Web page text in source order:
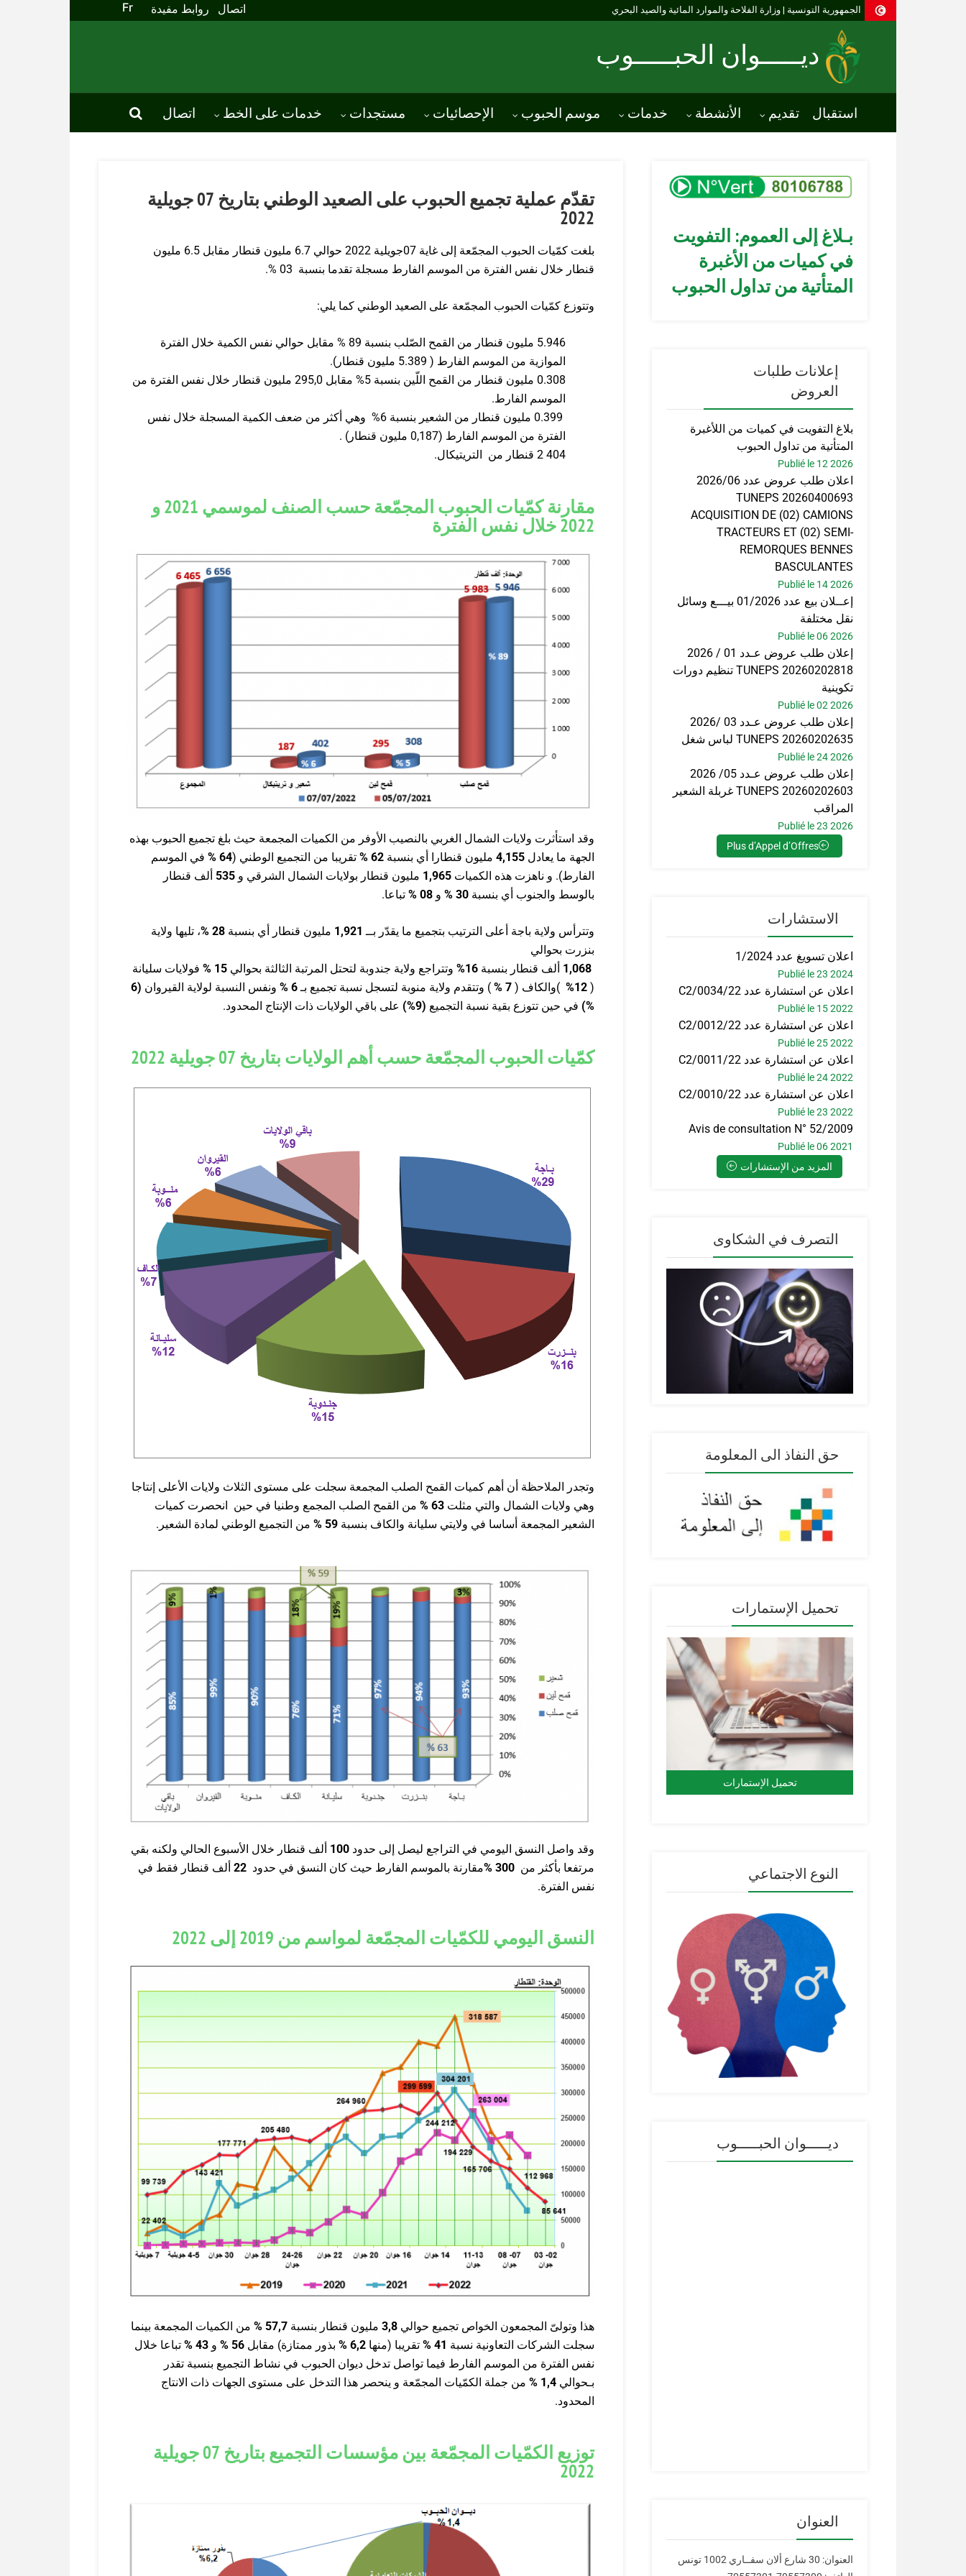
الجمهورية التونسية | وزارة الفلاحة والموارد المائية والصيد البحري روابط مفيدة اتصال Fr
ديـــــوان الحبـــــوب
استقبال تقديم الأنشطة خدمات موسم الحبوب الإحصائيات مستجدات خدمات على الخط اتصال
تقدّم عملية تجميع الحبوب على الصعيد الوطني بتاريخ 07 جويلية
2022
بلغت كمّيات الحبوب المجمّعة إلى غاية 07جويلية 2022 حوالي 6.7 مليون قنطار مقابل 6.5 مليون
قنطار خلال نفس الفترة من الموسم الفارط مسجلة تقدما بنسبة 03 %.
وتتوزع كمّيات الحبوب المجمّعة على الصعيد الوطني كما يلي:
5.946 مليون قنطار من القمح الصّلب بنسبة 89 % مقابل حوالي نفس الكمية خلال الفترة
الموازية من الموسم الفارط ( 5.389 مليون قنطار).
0.308 مليون قنطار من القمح اللّين بنسبة 5% مقابل 295,0 مليون قنطار خلال نفس الفترة من
الموسم الفارط.
0.399 مليون قنطار من الشعير بنسبة 6% وهي أكثر من ضعف الكمية المسجلة خلال نفس
الفترة من الموسم الفارط (0,187 مليون قنطار) .
404 2 قنطار من التريتيكال.
مقارنة كمّيات الحبوب المجمّعة حسب الصنف لموسمي 2021 و
2022 خلال نفس الفترة
وقد استأثرت ولايات الشمال الغربي بالنصيب الأوفر من الكميات المجمعة حيث بلغ تجميع الحبوب بهذه
الجهة ما يعادل 4,155 مليون قنطارا أي بنسبة 62
% تقريبا من التجميع الوطني (64
% في الموسم
الفارط). و ناهزت هذه الكميات 1,965 مليون قنطار بولايات الشمال الشرقي و 535 ألف قنطار
بالوسط والجنوب أي بنسبة 30 % و 08 % تباعا.
وتترأس ولاية باجة أعلى الترتيب بتجميع ما يقدّر بــ 1,921 مليون قنطار أي بنسبة 28
%، تليها ولاية
بنزرت بحوالي
1,068 ألف قنطار بنسبة 16% وتتراجع ولاية جندوبة لتحتل المرتبة الثالثة بحوالي 15
% فولايات سليانة
(
12% )والكاف ( 7
% ) وتتقدم ولاية منوبة لتسجل نسبة تجميع بـ 6
% ونفس النسبة لولاية القيروان (6
%) في حين تتوزع بقية نسبة التجميع (9
%
) على باقي الولايات ذات الإنتاج المحدود.
كمّيات الحبوب المجمّعة حسب أهم الولايات بتاريخ 07 جويلية 2022
وتجدر الملاحظة أن أهم كميات القمح الصلب المجمعة سجلت على مستوى الثلاث ولايات الأعلى إنتاجا
وهي ولايات الشمال والتي مثلت 63
% من القمح الصلب المجمع وطنيا في حين انحصرت كميات
الشعير المجمعة أساسا في ولايتي سليانة والكاف بنسبة 59
% من التجميع الوطني لمادة الشعير.
وقد واصل النسق اليومي في التراجع ليصل إلى حدود 100 ألف قنطار خلال الأسبوع الحالي ولكنه بقي
مرتفعا بأكثر من 300
%مقارنة بالموسم الفارط حيث كان النسق في حدود 22 ألف قنطار فقط في
نفس الفترة.
النسق اليومي للكمّيات المجمّعة لمواسم من 2019 إلى 2022
هذا وتولىّ المجمعون الخواص تجميع حوالي 3,8 مليون قنطار بنسبة 57,7 %
من الكميات المجمعة بينما
سجلت الشركات التعاونية نسبة 41 % تقريبا (منها 6,2
% بذور ممتازة) مقابل 56
% و 43
% تباعا خلال
نفس الفترة من الموسم الفارط فيما تواصل تدخل ديوان الحبوب في نشاط التجميع بنسبة تقدر
بـحوالي 1,4 %
من جملة الكمّيات المجمّعة و ينحصر هذا التدخل على مستوى الجهات ذات الانتاج
المحدود.
توزيع الكمّيات المجمّعة بين مؤسسات التجميع بتاريخ 07 جويلية
2022
بـلاغ إلى العموم: التفويت
في كميات من الأغبرة
المتأتية من تداول الحبوب
إعلانات طلبات
العروض
بلاغ التفويت في كميات من اللأغبرة
المتأتية من تداول الحبوب
Publié le 12 2026
اعلان طلب عروض عدد 2026/06
TUNEPS 20260400693
ACQUISITION DE (02) CAMIONS
TRACTEURS ET (02) SEMI-
REMORQUES BENNES
BASCULANTES
Publié le 14 2026
إعــلان بيع عدد 01/2026 بيـــع وسائل
نقل مختلفة
Publié le 06 2026
إعلان طلب عروض عـدد 01 / 2026
TUNEPS 20260202818 تنظيم دورات
تكوينية
Publié le 02 2026
إعلان طلب عروض عـدد 03 /2026
TUNEPS 20260202635 لباس شغل
Publié le 24 2026
إعلان طلب عروض عـدد 05/ 2026
TUNEPS 20260202603 غربلة الشعير
المراقب
Publié le 23 2026
Plus d’Appel d’Offres
الاستشارات
اعلان تسويغ عدد 1/2024
Publié le 23 2024
اعلان عن استشارة عدد C2/0034/22
Publié le 15 2022
اعلان عن استشارة عدد C2/0012/22
Publié le 25 2022
اعلان عن استشارة عدد C2/0011/22
Publié le 24 2022
اعلان عن استشارة عدد C2/0010/22
Publié le 23 2022
Avis de consultation N° 52/2009
Publié le 06 2021
المزيد من الإستشارات
التصرف في الشكاوى
حق النفاذ الى المعلومة
تحميل الإستمارات
تحميل الإستمارات
النوع الاجتماعي
ديـــــوان الحبـــــوب
العنوان
العنوان: 30 شارع ألان سفــاري 1002 تونس